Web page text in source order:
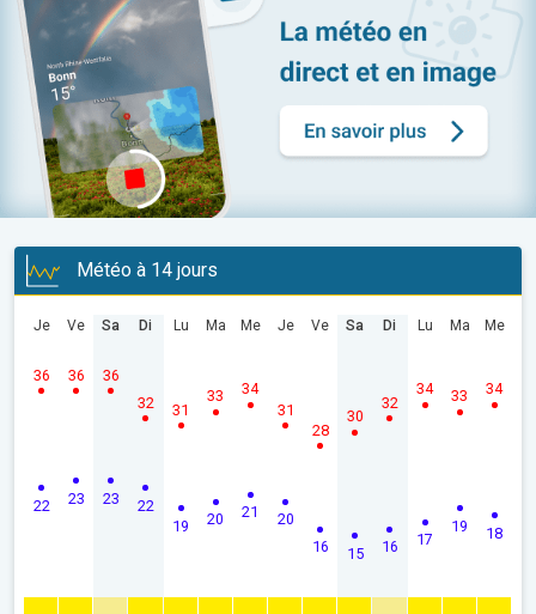
Météo à 14 jours
Je
22
36
Ve
23
36
Sa
23
36
Di
22
32
Lu
19
31
Ma
20
33
Me
21
34
Je
20
31
Ve
16
28
Sa
15
30
Di
16
32
Lu
17
34
Ma
19
33
Me
18
34